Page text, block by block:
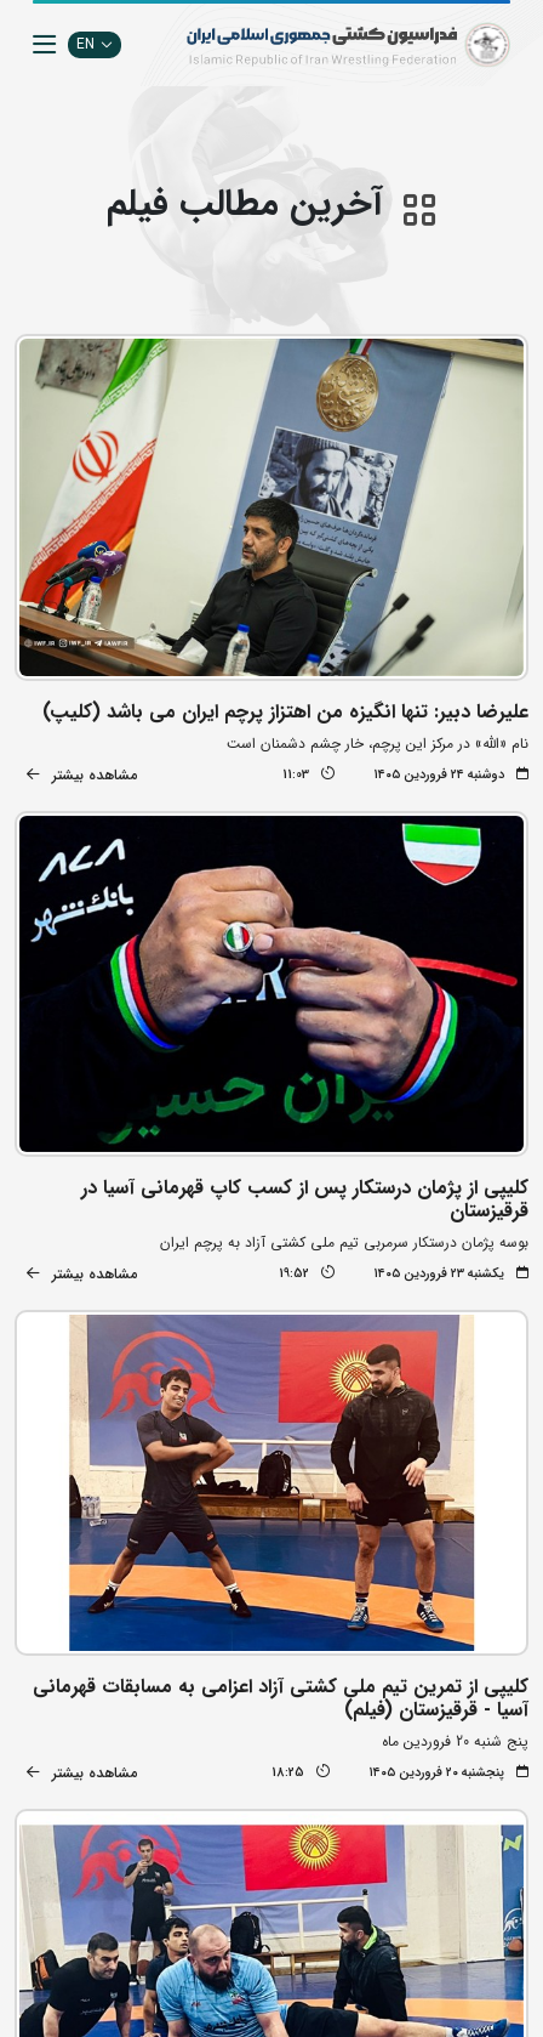
EN
آخرین مطالب فيلم
علیرضا دبیر: تنها انگیزه من اهتزاز پرچم ایران می باشد (کلیپ)
نام «الله» در مرکز این پرچم، خار چشم دشمنان است
دوشنبه ۲۴ فروردین ۱۴۰۵ 11:03 مشاهده بیشتر
کلیپی از پژمان درستکار پس از کسب کاپ قهرمانی آسیا در
قرقیزستان
بوسه پژمان درستکار سرمربی تیم ملی کشتی آزاد به پرچم ایران
یکشنبه ۲۳ فروردین ۱۴۰۵ 19:52 مشاهده بیشتر
کلیپی از تمرین تیم ملی کشتی آزاد اعزامی به مسابقات قهرمانی
آسیا - قرقیزستان (فیلم)
پنج شنبه 20 فروردین ماه
پنجشنبه ۲۰ فروردین ۱۴۰۵ 18:25 مشاهده بیشتر